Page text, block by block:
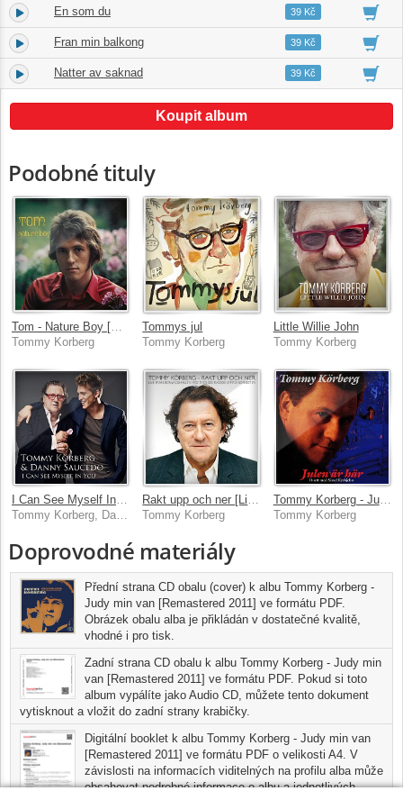
8. En som du 02:5139 Kč
9. Fran min balkong 02:5039 Kč
10. Natter av saknad 03:1539 Kč
Koupit album
Podobné tituly
Tommy Korberg
Tommys jul
Tommy Korberg
Little Willie John
Tommy Korberg
I Can See Myself In You
Tommy Korberg, Danny Saucedo
Rakt upp och ner [Live In Stockholm / 2007]
Tommy Korberg
Tommy Korberg - Julen ar har
Tommy Korberg
Doprovodné materiály
Přední strana CD obalu (cover) k albu Tommy Korberg -
Judy min van [Remastered 2011] ve formátu PDF.
Obrázek obalu alba je přikládán v dostatečné kvalitě,
vhodné i pro tisk.
Zadní strana CD obalu k albu Tommy Korberg - Judy min
van [Remastered 2011] ve formátu PDF. Pokud si toto
album vypálíte jako Audio CD, můžete tento dokument
vytisknout a vložit do zadní strany krabičky.
Digitální booklet k albu Tommy Korberg - Judy min van
[Remastered 2011] ve formátu PDF o velikosti A4. V
závislosti na informacích viditelných na profilu alba může
obsahovat podrobné informace o albu a jednotlivých